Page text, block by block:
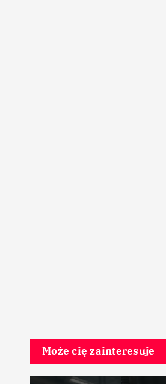
Może cię zainteresuje